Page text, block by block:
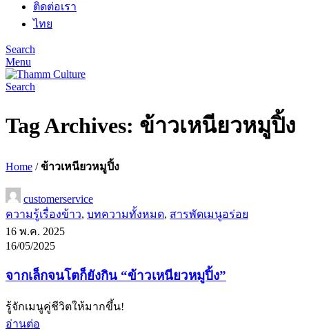
ติดต่อเรา
ไทย
Search
Menu
Search
Tag Archives: ข้าวเหนียวหมูปิ้ง
Home /ข้าวเหนียวหมูปิ้ง
customerservice
ความรู้เรื่องข้าว, บทความทั้งหมด, สารพัดเมนูอร่อย
16 พ.ค. 2025
16/05/2025
จากเล็กจนโตก็ยังกิน “ข้าวเหนียวหมูปิ้ง”
รู้จักเมนูคู่ชีวิตให้มากขึ้น!
อ่านต่อ